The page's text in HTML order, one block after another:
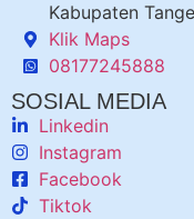
Kabupaten
Klik Maps
08177245888
SOSIAL MEDIA
Linkedin
Instagram
Facebook
Tiktok